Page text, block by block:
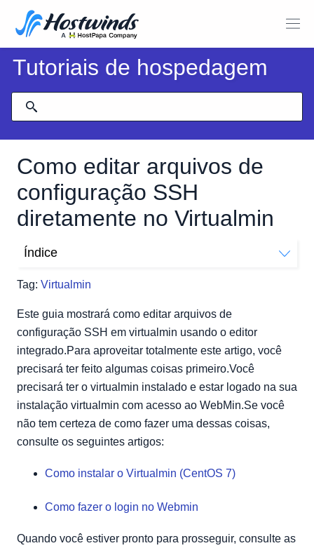
Tutoriais de hospedagem
Como editar arquivos de
configuração SSH
diretamente no Virtualmin
Tag: Virtualmin
Índice
Virtualmin?
Este guia mostrará como editar arquivos de
configuração SSH em virtualmin usando o editor
integrado.Para aproveitar totalmente este artigo, você
precisará ter feito algumas coisas primeiro.Você
precisará ter o virtualmin instalado e estar logado na sua
instalação virtualmin com acesso ao WebMin.Se você
não tem certeza de como fazer uma dessas coisas,
consulte os seguintes artigos:
Como instalar o Virtualmin (CentOS 7)
Como fazer o login no Webmin
Quando você estiver pronto para prosseguir, consulte as